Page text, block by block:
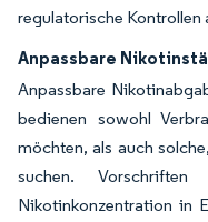
regulatorische Kontrollen
Anpassbare
Anpassbare
bedienen sowohl
möchten, als auch
suchen.
Nikotinkonzentration in